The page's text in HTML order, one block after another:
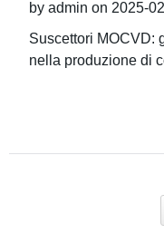
by admin on 2025-
Suscettori MOCVD:
nella produzione di